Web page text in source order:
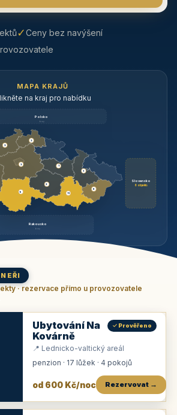
✓Ceny bez navýšení
MAPA KRAJŮ
na kraj pro nabídku
Polsko
brzy
Slovensko
6 objektů
Rakousko
brzy
3
9
3
3
1
2
11
1
6
· rezervace přímo u provozovatele
Ubytování Na
Kovárně
✓ Prověřeno
📍 Lednicko-valtický areál
penzion · 17 lůžek · 4 pokojů
od 600 Kč/noc Rezervovat →